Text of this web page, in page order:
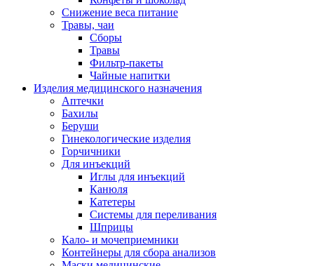
Снижение веса питание
Травы, чаи
Сборы
Травы
Фильтр-пакеты
Чайные напитки
Изделия медицинского назначения
Аптечки
Бахилы
Беруши
Гинекологические изделия
Горчичники
Для инъекций
Иглы для инъекций
Канюля
Катетеры
Системы для переливания
Шприцы
Кало- и мочеприемники
Контейнеры для сбора анализов